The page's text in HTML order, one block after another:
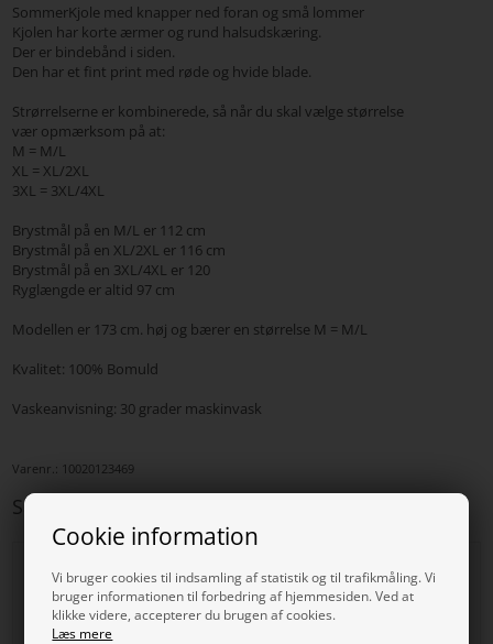
Cookie information
Vi bruger cookies til indsamling af statistik og til trafikmåling. Vi
bruger informationen til forbedring af hjemmesiden. Ved at
klikke videre, accepterer du brugen af cookies.
Læs mere
SommerKjole med knapper ned foran og små lommer
Kjolen har korte ærmer og rund halsudskæring.
Der er bindebånd i siden.
Den har et fint print med røde og hvide blade.
Strørrelserne er kombinerede, så når du skal vælge størrelse
vær opmærksom på at:
M = M/L
XL = XL/2XL
3XL = 3XL/4XL
Brystmål på en M/L er 112 cm
Brystmål på en XL/2XL er 116 cm
Brystmål på en 3XL/4XL er 120
Ryglængde er altid 97 cm
Modellen er 173 cm. høj og bærer en størrelse M = M/L
Kvalitet: 100% Bomuld
Vaskeanvisning: 30 grader maskinvask
Varenr.: 10020123469
Sådan får du hele outfittet
SPAR
51%
SPAR
50%